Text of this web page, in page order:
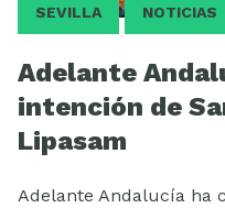
SEVILLA NOTICIAS
Adelante
intención de
Lipasam
Adelante Andalucía ha